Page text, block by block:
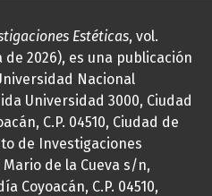
Estéticas, vol.
de 2026), es una publicación
Nacional
Universidad 3000, Ciudad
C.P. 04510, Ciudad de
de Investigaciones
de la Cueva s/n,
Coyoacán, C.P. 04510,